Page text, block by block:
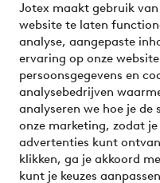
Jotex maakt gebruik
website te laten
analyse, aangepaste
ervaring op onze
persoonsgegevens en
analysebedrijven
analyseren we hoe je
onze marketing, zodat
advertenties kunt
klikken, ga je akkoord
kunt je keuzes
Veilig betalen -
Wil je meer